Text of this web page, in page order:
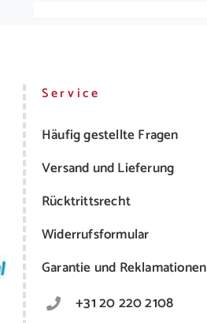
Service
Häufig gestellte Fragen
Versand und Lieferung
Rücktrittsrecht
Widerrufsformular
Garantie und Reklamationen
+31 20 220 2108